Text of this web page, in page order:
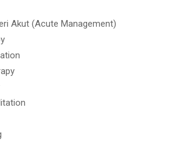
Akut (Acute Management)